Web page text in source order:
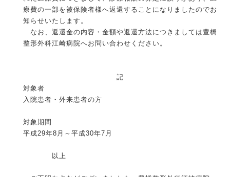
療費の一部を被保険者様へ返還することになりましたのでお
知らせいたします。
なお、返還金の内容・金額や返還方法につきましては豊橋
整形外科江崎病院へお問い合わせください。
記
対象者
入院患者・外来患者の方
対象期間
平成29年8月～平成30年7月
以上